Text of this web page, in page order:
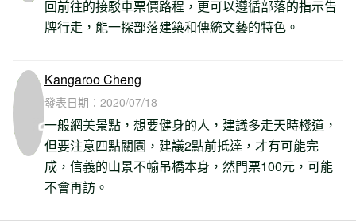
回前往的接駁車票價路程，更可以遵循部落的指示告
牌行走，能一探部落建築和傳統文藝的特色。
Kangaroo Cheng
發表日期： 2020/07/18
一般網美景點，想要健身的人，建議多走天時棧道，
但要注意四點關園，建議2點前抵達，才有可能完
成，信義的山景不輸吊橋本身，然門票100元，可能
不會再訪。